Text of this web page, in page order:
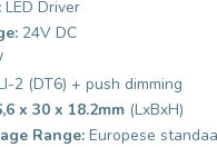
LED Driver
24V DC
2 (DT6) + push dimming
x 30 x 18.2mm (LxBxH)
Range: Europese